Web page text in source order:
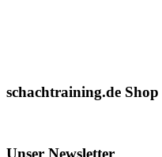
schachtraining.de Shop
Unser Newsletter